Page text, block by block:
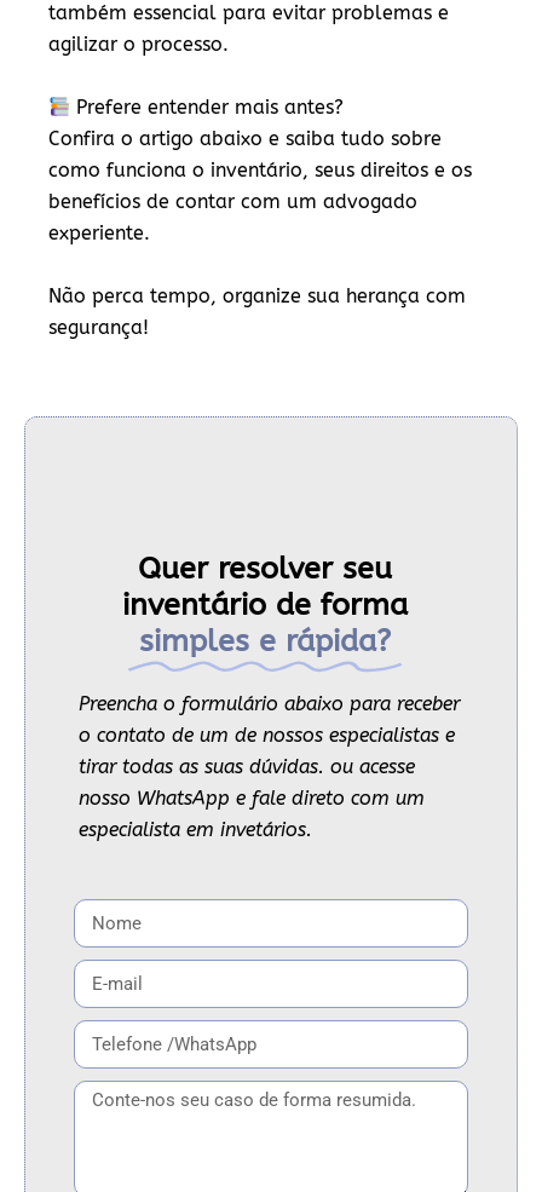
também essencial para evitar problemas e
agilizar o processo.
Prefere entender mais antes?
Confira o artigo abaixo e saiba tudo sobre
como funciona o inventário, seus direitos e os
benefícios de contar com um advogado
experiente.
Não perca tempo, organize sua herança com
segurança!
Quer resolver seu
inventário de forma
simples e rápida?
Preencha o formulário abaixo para receber
o contato de um de nossos especialistas e
tirar todas as suas dúvidas. ou acesse
nosso WhatsApp e fale direto com um
especialista em invetários.